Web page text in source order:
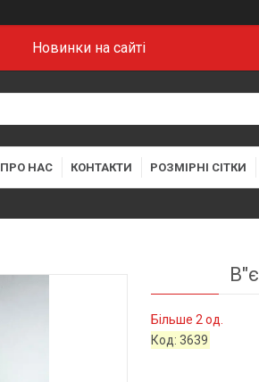
Новинки на сайті
ПРО НАС КОНТАКТИ РОЗМІРНІ СІТКИ
Більше 2 од.
Код:3639